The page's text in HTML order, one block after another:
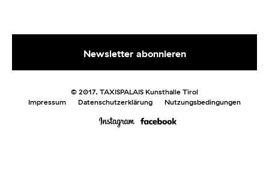
© 2017. TAXISPALAIS Kunsthalle Tirol
Impressum
Datenschutzerklärung Nutzungsbedingungen